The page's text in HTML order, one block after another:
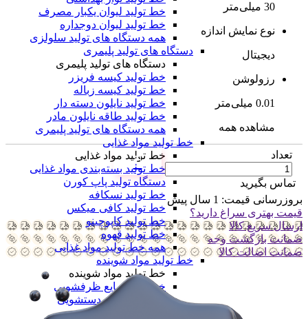
خط تولید لیوان یکبار مصرف
خط تولید لیوان دوجداره
همه دستگاه های تولید سلولزی
دستگاه های تولید پلیمری
دستگاه های تولید پلیمری
خط تولید کیسه فریزر
خط تولید کیسه زباله
خط تولید نایلون دسته دار
خط تولید طاقه نایلون مادر
همه دستگاه های تولید پلیمری
خط تولید مواد غذایی
خط تولید مواد غذایی
خط تولید بسته‌بندی مواد غذایی
دستگاه تولید پاپ کورن
خط تولید نسکافه
خط تولید کافی میکس
خط تولید کاپوچینو
خط تولید قهوه
همه خط تولید مواد غذایی
خط تولید مواد شوینده
خط تولید مواد شوینده
خط تولید مایع ظرفشویی
خط تولید مایع دستشویی
خط تولید پودر شوینده
30 میلی‌متر
نوع نمایش اندازه
دیجیتال
رزولوشن
0.01 میلی‌متر
مشاهده همه
تعداد
تماس بگیرید
بروزرسانی قیمت: 1 سال پیش
قیمت بهتری سراغ دارید؟
ارسال سریع کالا
ضمانت بازگشت وجه
ضمانت اضالت کالا